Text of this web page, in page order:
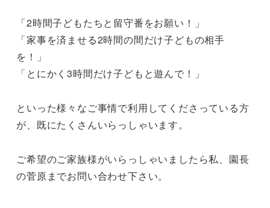
「2時間子どもたちと留守番をお願い！」
「家事を済ませる2時間の間だけ子どもの相手
を！」
「とにかく3時間だけ子どもと遊んで！」
といった様々なご事情で利用してくださっている方
が、既にたくさんいらっしゃいます。
ご希望のご家族様がいらっしゃいましたら私、園長
の菅原までお問い合わせ下さい。